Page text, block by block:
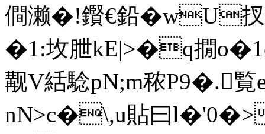
僴濑�!鑦€鉛�wU扠讂
�1:坆朑kE|>�q撊
觏V絬騐pN;m秾P9�.
nN>c�\,u貼曰l�'0�>